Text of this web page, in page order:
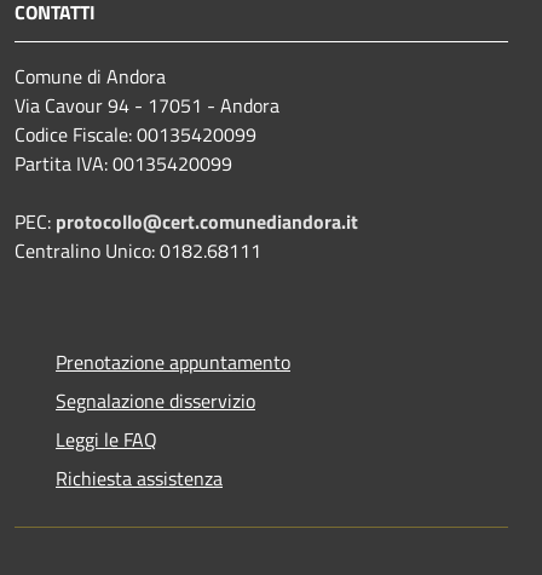
CONTATTI
Comune di Andora
Via Cavour 94 - 17051 - Andora
Codice Fiscale: 00135420099
Partita IVA: 00135420099
PEC: protocollo@cert.comunediandora.it
Centralino Unico: 0182.68111
Prenotazione appuntamento
Segnalazione disservizio
Leggi le FAQ
Richiesta assistenza